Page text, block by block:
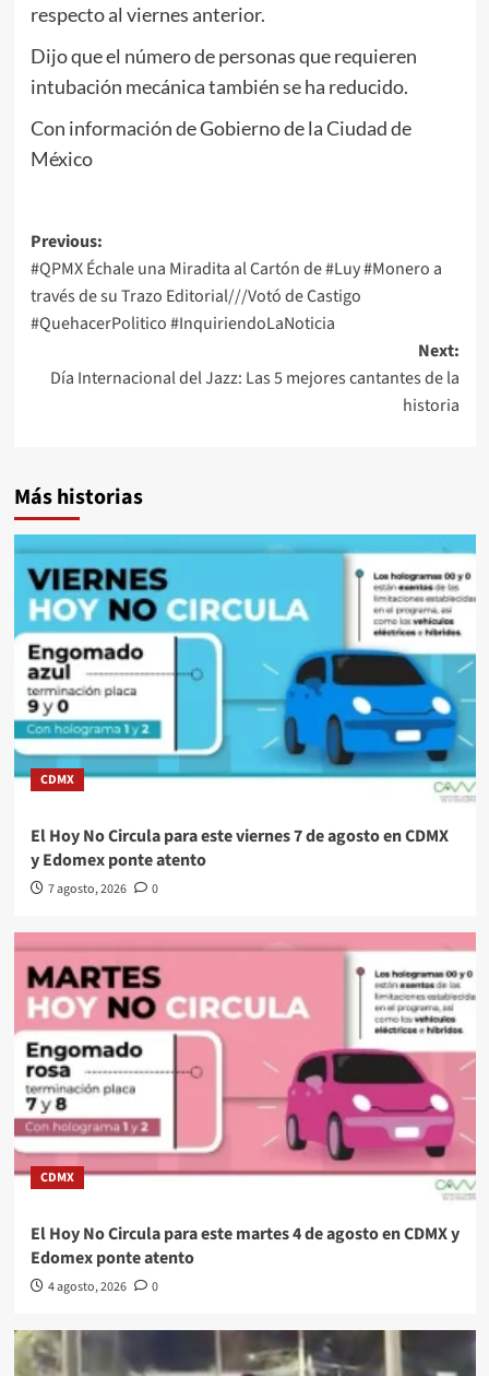
respecto al viernes anterior.
Dijo que el número de personas que requieren
intubación mecánica también se ha reducido.
Con información de Gobierno de la Ciudad de
México
Post
navigation
Previous:
#QPMX Échale una Miradita al Cartón de #Luy #Monero a
través de su Trazo Editorial///Votó de Castigo
#QuehacerPolitico #InquiriendoLaNoticia
Next:
Día Internacional del Jazz: Las 5 mejores cantantes de la
historia
Más historias
CDMX
El Hoy No Circula para este viernes 7 de agosto en CDMX
y Edomex ponte atento
7 agosto, 2026 0
CDMX
El Hoy No Circula para este martes 4 de agosto en CDMX y
Edomex ponte atento
4 agosto, 2026 0